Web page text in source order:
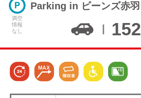
満空
情報
なし
Parking in ビーンズ赤羽
152